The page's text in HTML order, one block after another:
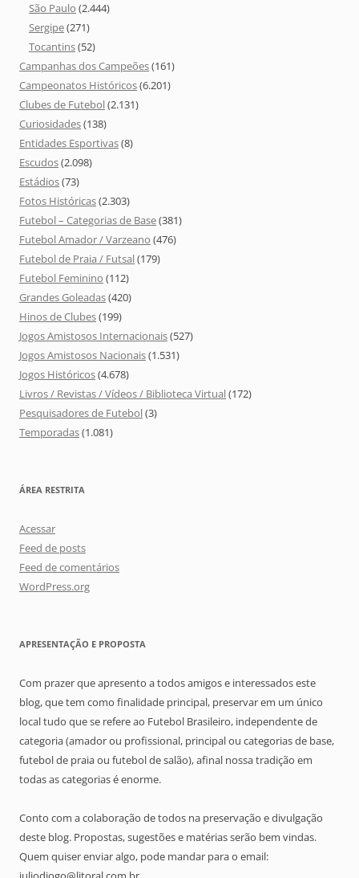
São Paulo (2.444)
Sergipe(271)
Tocantins(52)
Campanhas dos Campeões(161)
Campeonatos Históricos(6.201)
Clubes de Futebol(2.131)
Curiosidades(138)
Entidades Esportivas(8)
Escudos(2.098)
Estádios(73)
Fotos Históricas(2.303)
Futebol – Categorias de Base(381)
Futebol Amador / Varzeano (476)
Futebol de Praia / Futsal(179)
Futebol Feminino (112)
Grandes Goleadas(420)
Hinos de Clubes(199)
Jogos Amistosos Internacionais(527)
Jogos Amistosos Nacionais(1.531)
Jogos Históricos(4.678)
Livros / Revistas / Vídeos / Biblioteca Virtual(172)
Pesquisadores de Futebol(3)
Temporadas(1.081)
ÁREA RESTRITA
Acessar
Feed de posts
Feed de comentários
WordPress.org
APRESENTAÇÃO E PROPOSTA
Com prazer que apresento a todos amigos e interessados este
blog, que tem como finalidade principal, preservar em um único
local tudo que se refere ao Futebol Brasileiro, independente de
categoria (amador ou profissional, principal ou categorias de base,
futebol de praia ou futebol de salão), afinal nossa tradição em
todas as categorias é enorme.
Conto com a colaboração de todos na preservação e divulgação
deste blog. Propostas, sugestões e matérias serão bem vindas.
Quem quiser enviar algo, pode mandar para o email: